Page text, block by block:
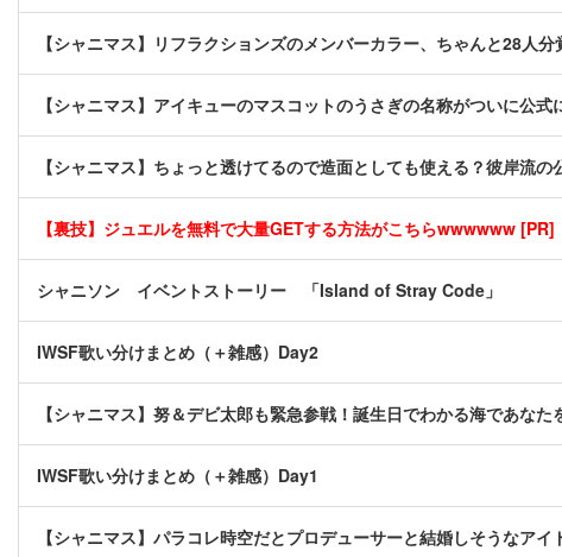
【シャニマス】リフラクションズのメンバーカラー、ちゃんと28人分
【シャニマス】アイキューのマスコットのうさぎの名称がついに公式
【シャニマス】ちょっと透けてるので造面としても使える？彼岸流
【裏技】ジュエルを無料で大量GETする方法がこちらwwwwww [PR]
シャニソン イベントストーリー 「Island of Stray Code」
IWSF歌い分けまとめ（＋雑感）Day2
【シャニマス】努＆デビ太郎も緊急参戦！誕生日でわかる海であな
IWSF歌い分けまとめ（＋雑感）Day1
【シャニマス】パラコレ時空だとプロデューサーと結婚しそうなア